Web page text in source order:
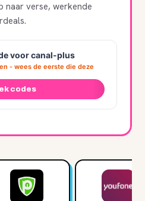
naar verse, werkende
voor canal-plus
- wees de eerste die deze
codes